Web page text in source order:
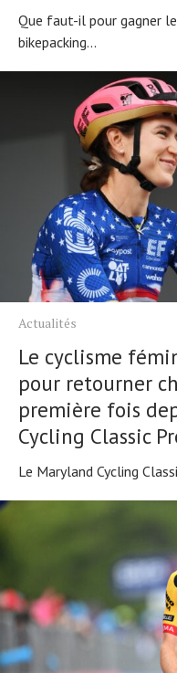
Que faut-il pour gagner
bikepacking...
Actualités
Le cyclisme
pour retourner
première fois
Cycling Classic
Le Maryland Cycling